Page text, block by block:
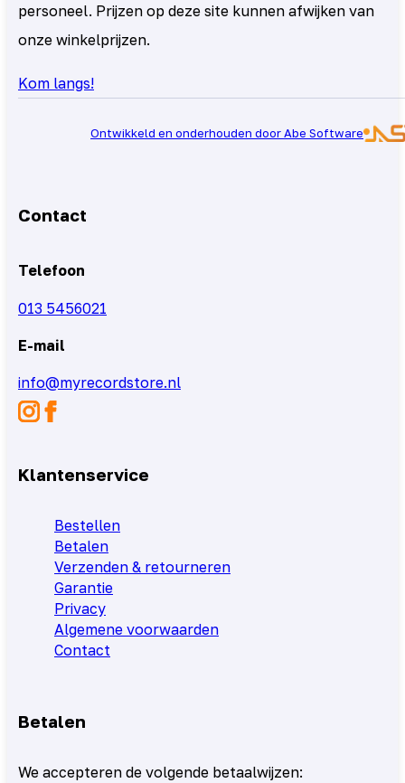
personeel. Prijzen op deze site kunnen afwijken van
onze winkelprijzen.
Kom langs!
Ontwikkeld en onderhouden door Abe Software
Contact
Telefoon
013 5456021
E-mail
info@myrecordstore.nl
Klantenservice
Bestellen
Betalen
Verzenden & retourneren
Garantie
Privacy
Algemene voorwaarden
Contact
Betalen
We accepteren de volgende betaalwijzen: